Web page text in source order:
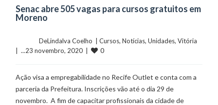
Senac abre 505 vagas para cursos gratuitos em
Moreno
	    	DeLindalva Coelho  |
Cursos, Notícias, Unidades, Vitória
|  ...23 novembro, 2020  |
0
Ação visa a empregabilidade no Recife Outlet e conta com a
parceria da Prefeitura. Inscrições vão até o dia 29 de
novembro. A fim de capacitar profissionais da cidade de